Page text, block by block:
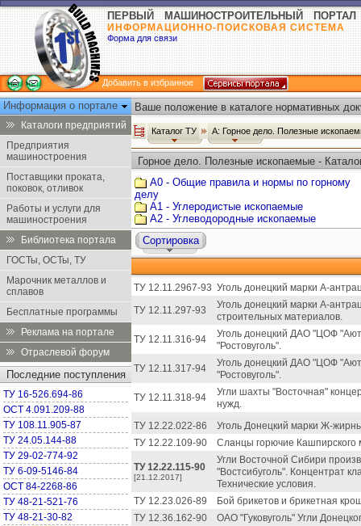
ПЕРВЫЙ МАШИНОСТРОИТЕЛЬНЫЙ ПОРТАЛ
ИНФОРМАЦИОННО-ПОИСКОВАЯ СИСТЕМА
Форма для связи
Добавить в избранное
Информация о портале
Каталоги предприятий
Предприятия
машиностроения
Поставщики проката,
поковок, отливок
Работы и услуги для
машиностроения
Библиотека портала
ГОСТы, ОСТы, ТУ
Марочник металлов и
сплавов
Бесплатные программы
Реклама на портале
Отраслевой форум
Последние поступления
ТУ 16-526.694-86
ОСТ 4.091.209-88
ТУ 108.11.905-87
ТУ 24.05.144-88
ТУ 29-02-774-92
ТУ 6-09-5146-84
ОСТ 84-2268-86
ТУ 48-21-521-76
ТУ 48-21-30-82
Ваше положение в каталоге нормативных
Каталог ТУ А: Горное дело. Полезные
Горное дело. Полезные ископаемые -
А0 - Общие правила и нормы по горному
делу
А1 - Углеродистые ископаемые
А2 - Углеводородные ископаемые
Сортировка
ТУ 12.11.2967-93 Уголь донецкий марки А-
ТУ 12.11.297-93
Уголь донецкий марки А-
строительных материалов.
ТУ 12.11.316-94
Уголь донецкий ДАО "ЦОФ
"Ростовуголь".
ТУ 12.11.317-94
Уголь донецкий ДАО "ЦОФ
"Ростовуголь".
ТУ 12.11.318-94
Угли шахты "Восточная"
нужд.
ТУ 12.22.022-86
Уголь Донецкий марки Ж-
ТУ 12.22.109-90
Сланцы горючие Кашпирского
ТУ 12.22.115-90
[21.12.2017]
Угли Восточной Сибири
"Востсибуголь". Концентрат
Технические условия.
ТУ 12.23.026-89
Бой брикетов и брикетная
ТУ 12.36.162-90
ОАО "Гуковуголь" Угли